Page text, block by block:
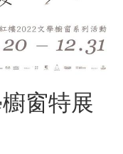
窗特展